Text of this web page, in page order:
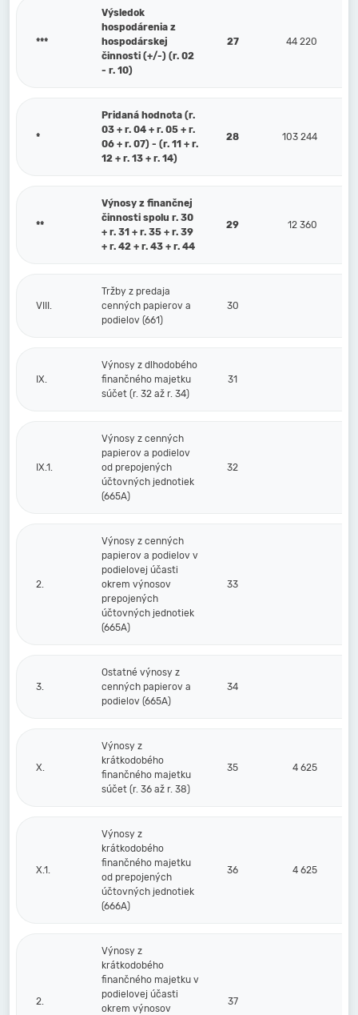
***
Výsledok
hospodárenia z
hospodárskej
činnosti (+/-) (r. 02
- r. 10)
27 44 220
*
Pridaná hodnota (r.
03 + r. 04 + r. 05 + r.
06 + r. 07) - (r. 11 + r.
12 + r. 13 + r. 14)
28 103 244
**
Výnosy z finančnej
činnosti spolu r. 30
+ r. 31 + r. 35 + r. 39
+ r. 42 + r. 43 + r. 44
29 12 360
VIII.
Tržby z predaja
cenných papierov a
podielov (661)
30
IX.
Výnosy z dlhodobého
finančného majetku
súčet (r. 32 až r. 34)
31
IX.1.
Výnosy z cenných
papierov a podielov
od prepojených
účtovných jednotiek
(665A)
32
2.
Výnosy z cenných
papierov a podielov v
podielovej účasti
okrem výnosov
prepojených
účtovných jednotiek
(665A)
33
3.
Ostatné výnosy z
cenných papierov a
podielov (665A)
34
X.
Výnosy z
krátkodobého
finančného majetku
súčet (r. 36 až r. 38)
35 4 625
X.1.
Výnosy z
krátkodobého
finančného majetku
od prepojených
účtovných jednotiek
(666A)
36 4 625
2.
Výnosy z
krátkodobého
finančného majetku v
podielovej účasti
okrem výnosov
37